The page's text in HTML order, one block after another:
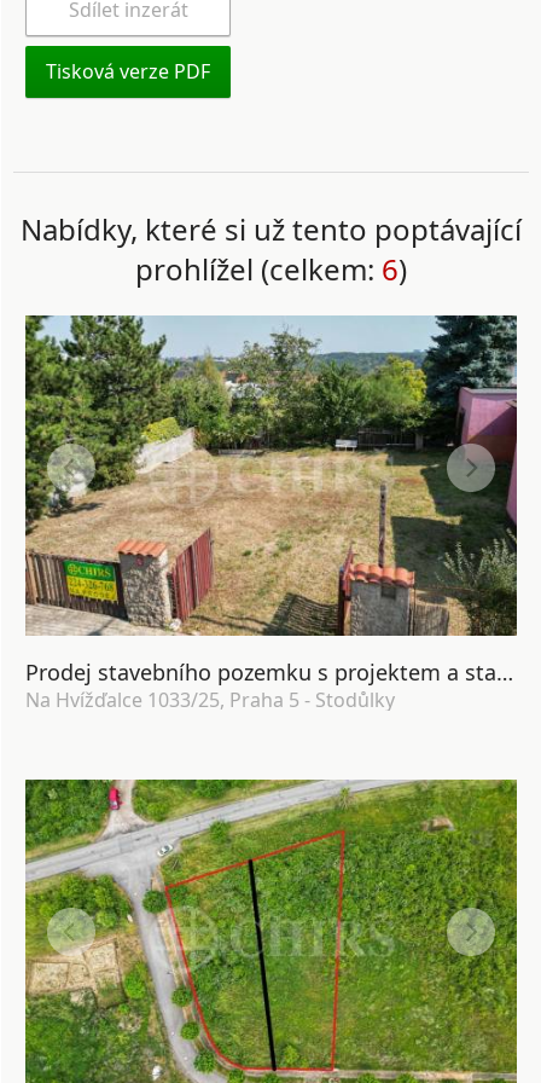
Sdílet inzerát
Tisková verze PDF
Nabídky, které si už tento poptávající
prohlížel (celkem: 6)
Prodej stavebního pozemku s projektem a stavebním povolením, 588m2, ul. Na Hvížďalce 1033/25, Praha 5 - Stodůlky
Na Hvížďalce 1033/25, Praha 5 - Stodůlky